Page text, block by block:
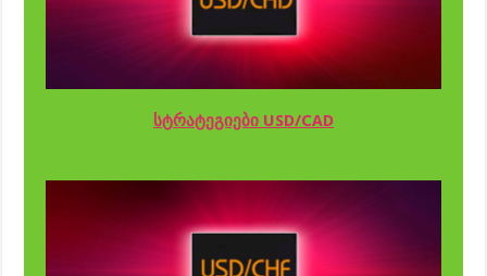
სტრატეგიები USD/CAD